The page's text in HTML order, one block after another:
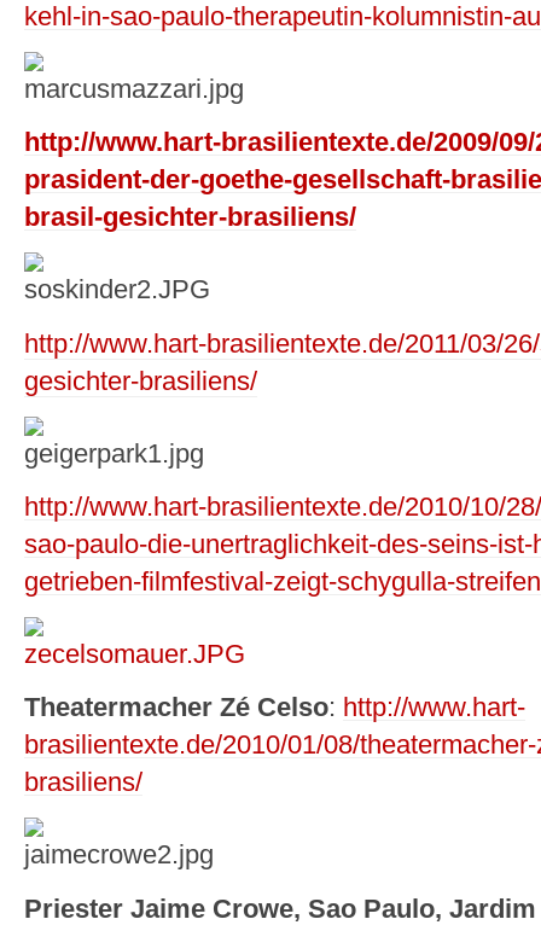
kehl-in-sao-paulo-therapeutin-kolumnistin-
http://www.hart-brasilientexte.de/2009/
prasident-der-goethe-gesellschaft-
brasil-gesichter-brasiliens/
http://www.hart-brasilientexte.de/2011/03/
gesichter-brasiliens/
http://www.hart-brasilientexte.de/2010/10/
sao-paulo-die-unertraglichkeit-des-seins-
getrieben-filmfestival-zeigt-schygulla-
Theatermacher Zé Celso: http://www.hart-
brasilientexte.de/2010/01/08/
brasiliens/
Priester Jaime Crowe, Sao Paulo,